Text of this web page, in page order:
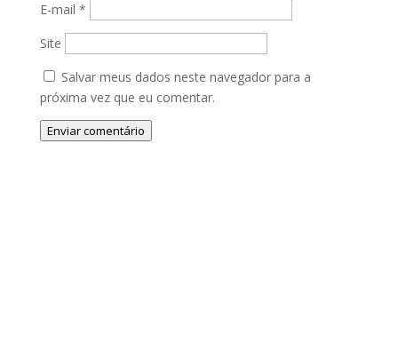
E-mail *
Site
Salvar meus dados neste navegador para a
próxima vez que eu comentar.
Enviar comentário